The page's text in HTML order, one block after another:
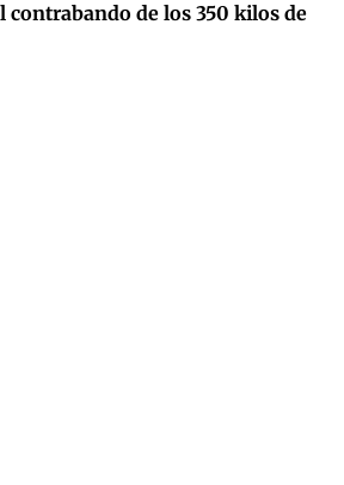
de los 350 kilos de